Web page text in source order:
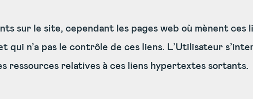
sur le site, cependant les pages web où mènent ces
n’a pas le contrôle de ces liens. L’Utilisateur
ressources relatives à ces liens hypertextes sortants.